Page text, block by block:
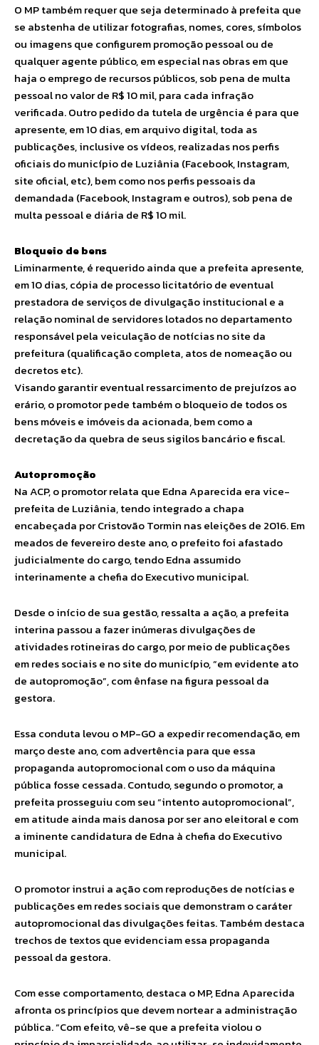
O MP também requer que seja determinado à prefeita que
se abstenha de utilizar fotografias, nomes, cores, símbolos
ou imagens que configurem promoção pessoal ou de
qualquer agente público, em especial nas obras em que
haja o emprego de recursos públicos, sob pena de multa
pessoal no valor de R$ 10 mil, para cada infração
verificada. Outro pedido da tutela de urgência é para que
apresente, em 10 dias, em arquivo digital, toda as
publicações, inclusive os vídeos, realizadas nos perfis
oficiais do município de Luziânia (Facebook, Instagram,
site oficial, etc), bem como nos perfis pessoais da
demandada (Facebook, Instagram e outros), sob pena de
multa pessoal e diária de R$ 10 mil.
Bloqueio de bens
Liminarmente, é requerido ainda que a prefeita apresente,
em 10 dias, cópia de processo licitatório de eventual
prestadora de serviços de divulgação institucional e a
relação nominal de servidores lotados no departamento
responsável pela veiculação de notícias no site da
prefeitura (qualificação completa, atos de nomeação ou
decretos etc).
Visando garantir eventual ressarcimento de prejuízos ao
erário, o promotor pede também o bloqueio de todos os
bens móveis e imóveis da acionada, bem como a
decretação da quebra de seus sigilos bancário e fiscal.
Autopromoção
Na ACP, o promotor relata que Edna Aparecida era vice-
prefeita de Luziânia, tendo integrado a chapa
encabeçada por Cristovão Tormin nas eleições de 2016. Em
meados de fevereiro deste ano, o prefeito foi afastado
judicialmente do cargo, tendo Edna assumido
interinamente a chefia do Executivo municipal.
Desde o início de sua gestão, ressalta a ação, a prefeita
interina passou a fazer inúmeras divulgações de
atividades rotineiras do cargo, por meio de publicações
em redes sociais e no site do município, “em evidente ato
de autopromoção”, com ênfase na figura pessoal da
gestora.
Essa conduta levou o MP-GO a expedir recomendação, em
março deste ano, com advertência para que essa
propaganda autopromocional com o uso da máquina
pública fosse cessada. Contudo, segundo o promotor, a
prefeita prosseguiu com seu “intento autopromocional”,
em atitude ainda mais danosa por ser ano eleitoral e com
a iminente candidatura de Edna à chefia do Executivo
municipal.
O promotor instrui a ação com reproduções de notícias e
publicações em redes sociais que demonstram o caráter
autopromocional das divulgações feitas. Também destaca
trechos de textos que evidenciam essa propaganda
pessoal da gestora.
Com esse comportamento, destaca o MP, Edna Aparecida
afronta os princípios que devem nortear a administração
pública. “Com efeito, vê-se que a prefeita violou o